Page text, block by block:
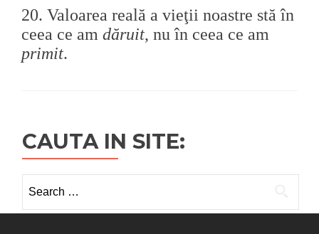
20. Valoarea reală a vieţii noastre stă în
ceea ce am dăruit, nu în ceea ce am
primit.
CAUTA IN SITE:
for: